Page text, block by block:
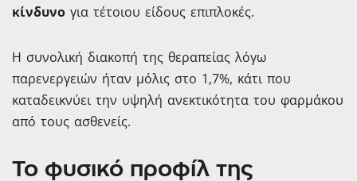
κίνδυνο για τέτοιου είδους επιπλοκές.
Η συνολική διακοπή της θεραπείας λόγω
παρενεργειών ήταν μόλις στο 1,7%, κάτι που
καταδεικνύει την υψηλή ανεκτικότητα του φαρμάκου
από τους ασθενείς.
Το φυσικό προφίλ της